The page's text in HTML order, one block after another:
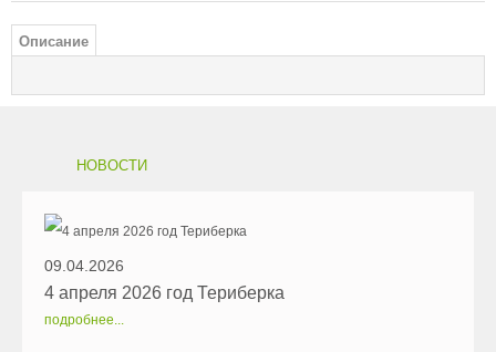
Описание
НОВОСТИ
09.04.2026
4 апреля 2026 год Териберка
подробнее...